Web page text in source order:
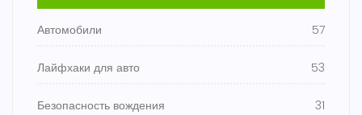
Автомобили 57
Лайфхаки для авто 53
Безопасность вождения 31